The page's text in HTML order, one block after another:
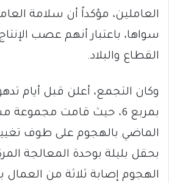
العاملين، مؤكداً أن سلامة
سواها، باعتبار أنهم عصب
القطاع والبلاد.
وكان التجمع، أعلن قبل أيام
بمربع 6، حيث قامت مجموعة
الماضي بالهجوم على طوف تغيير
بحقل بليلة بوحدة المعالجة
الهجوم إصابة ثلاثة من العمال